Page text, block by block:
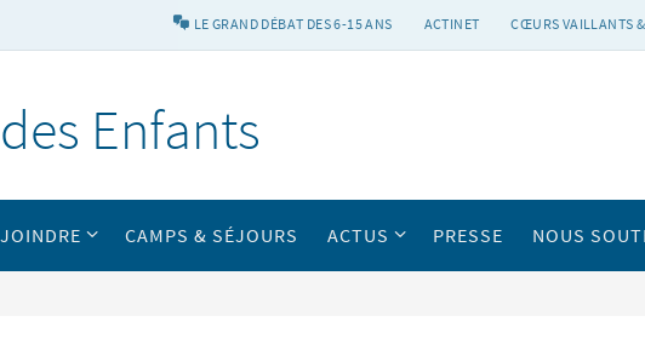
LE GRAND DÉBAT DES 6-15 ANS ACTINET CŒURS VAILLANTS
Enfants
CAMPS & SÉJOURS ACTUS PRESSE NOUS